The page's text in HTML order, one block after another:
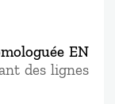
EN
des lignes